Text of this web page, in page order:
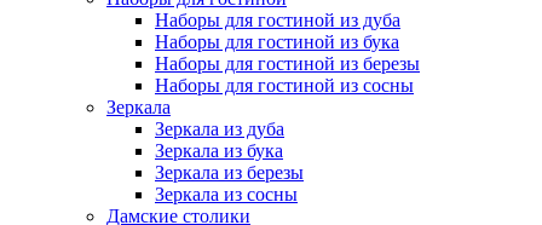
Наборы для гостиной из дуба
Наборы для гостиной из бука
Наборы для гостиной из березы
Наборы для гостиной из сосны
Зеркала
Зеркала из дуба
Зеркала из бука
Зеркала из березы
Зеркала из сосны
Дамские столики